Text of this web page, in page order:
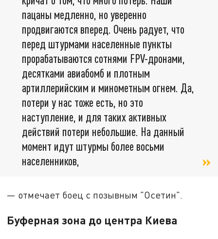
пацаны медленно, но уверенно
продвигаются вперед. Очень радует, что
перед штурмами населенные пункты
прорабатываются сотнями FPV-дронами,
десятками авиабомб и плотным
артиллерийским и минометным огнем. Да,
потери у нас тоже есть, но это
наступление, и для таких активных
действий потери небольшие. На данный
момент идут штурмы более восьми
населенников,
— отмечает боец с позывным "Осетин".
Буферная зона до центра Киева